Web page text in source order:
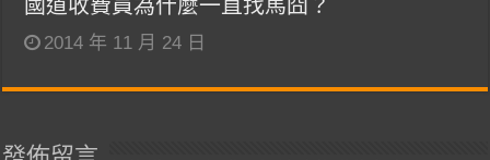
國道收費員為什麼一直找馬囧？
2014 年 11 月 24 日